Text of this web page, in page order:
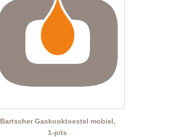
Bartscher Gaskooktoestel mobiel,
1-pits